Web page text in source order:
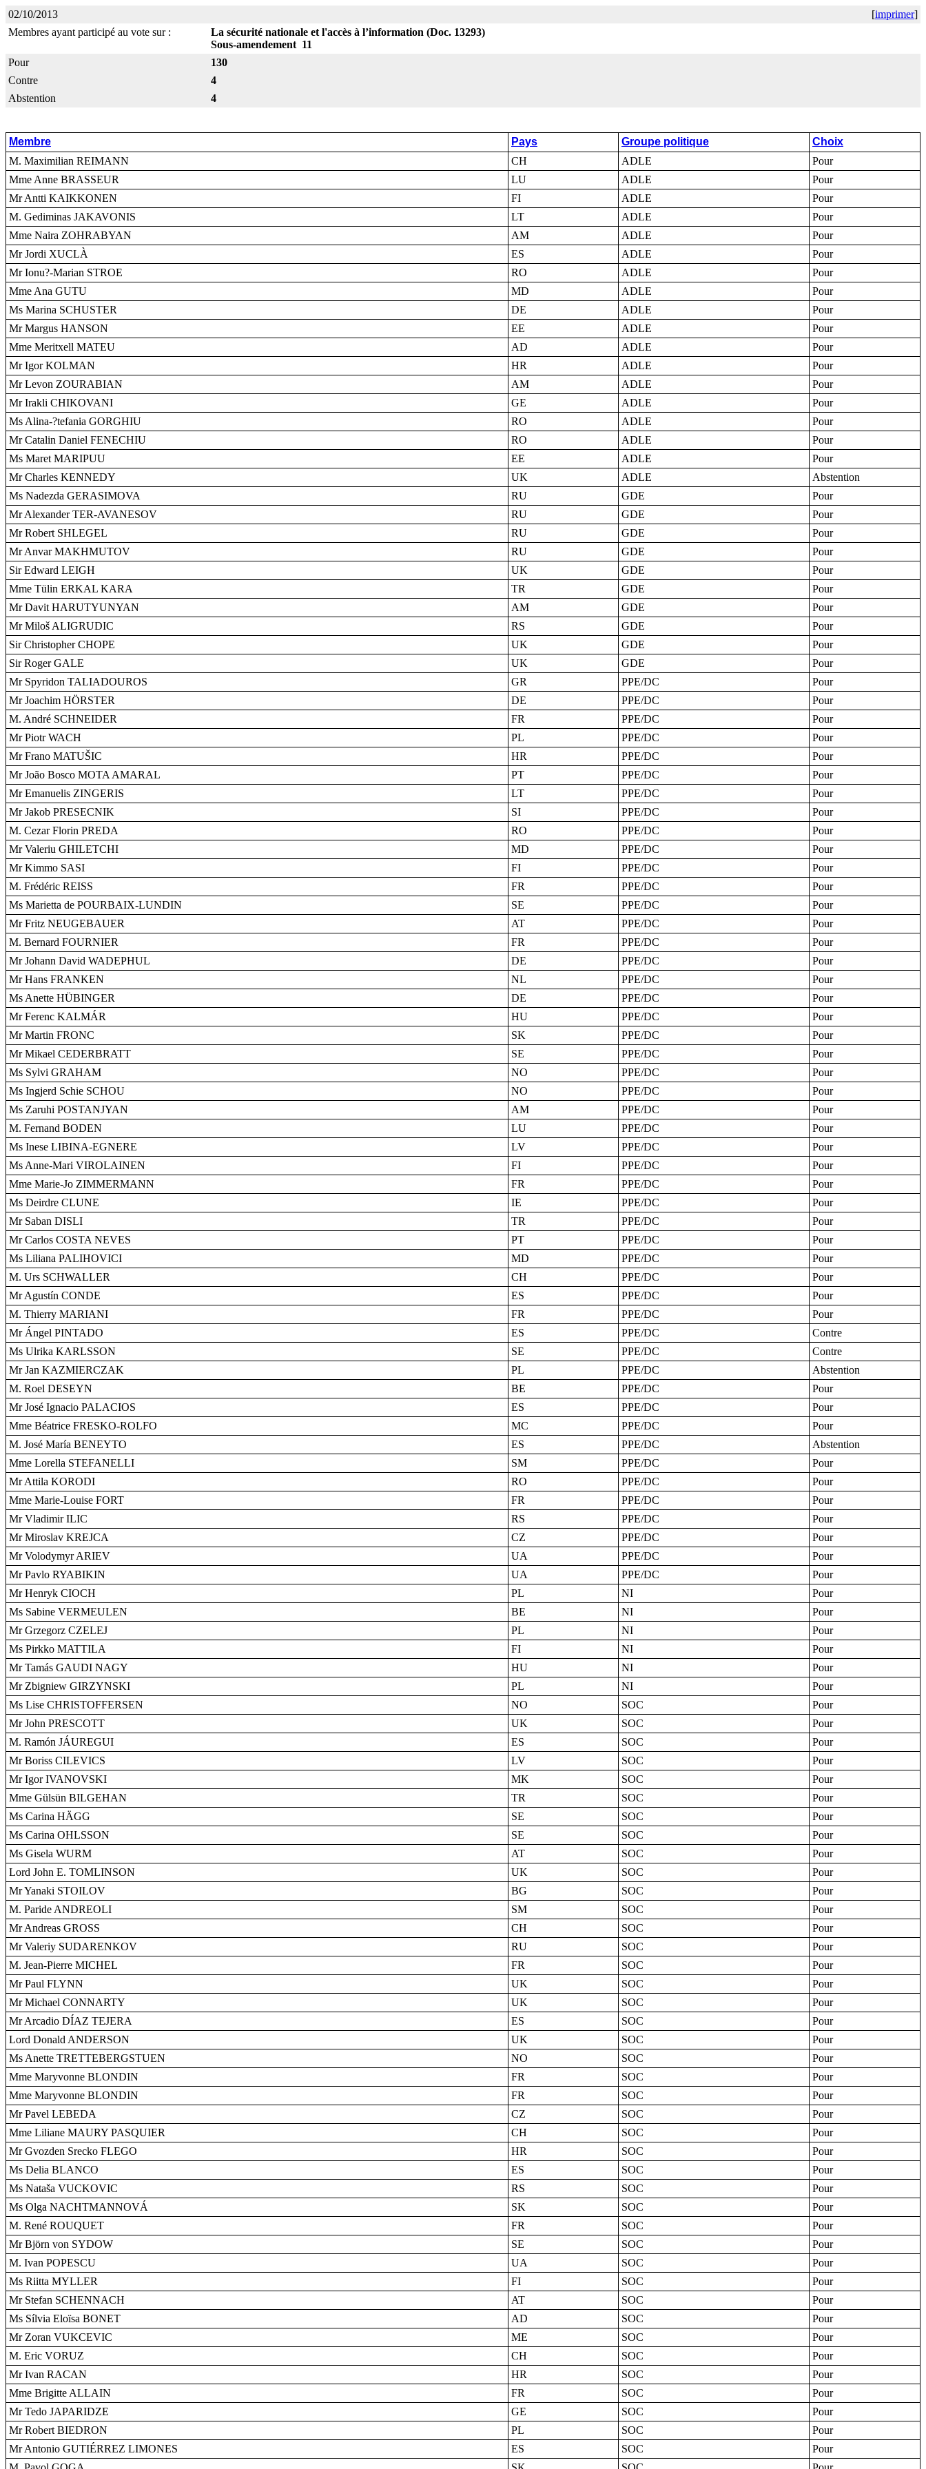
02/10/2013 [imprimer]
Membres ayant participé au vote sur :
La sécurité nationale et l'accès à l’information (Doc. 13293)
Sous-amendement 11
Pour
130
Contre
4
Abstention
4
Membre Pays Groupe politique
Choix
M. Maximilian REIMANN
CH ADLE
Pour
Mme Anne BRASSEUR
LU ADLE
Pour
Mr Antti KAIKKONEN
FI ADLE
Pour
M. Gediminas JAKAVONIS
LT ADLE
Pour
Mme Naira ZOHRABYAN
AM ADLE
Pour
Mr Jordi XUCLÀ
ES ADLE
Pour
Mr Ionu?-Marian STROE
RO ADLE
Pour
Mme Ana GUTU
MD ADLE
Pour
Ms Marina SCHUSTER
DE ADLE
Pour
Mr Margus HANSON
EE ADLE
Pour
Mme Meritxell MATEU
AD ADLE
Pour
Mr Igor KOLMAN
HR ADLE
Pour
Mr Levon ZOURABIAN
AM ADLE
Pour
Mr Irakli CHIKOVANI
GE ADLE
Pour
Ms Alina-?tefania GORGHIU
RO ADLE
Pour
Mr Catalin Daniel FENECHIU
RO ADLE
Pour
Ms Maret MARIPUU
EE ADLE
Pour
Mr Charles KENNEDY
UK ADLE
Abstention
Ms Nadezda GERASIMOVA
RU GDE
Pour
Mr Alexander TER-AVANESOV
RU GDE
Pour
Mr Robert SHLEGEL
RU GDE
Pour
Mr Anvar MAKHMUTOV
RU GDE
Pour
Sir Edward LEIGH
UK GDE
Pour
Mme Tülin ERKAL KARA
TR GDE
Pour
Mr Davit HARUTYUNYAN
AM GDE
Pour
Mr Miloš ALIGRUDIC
RS GDE
Pour
Sir Christopher CHOPE
UK GDE
Pour
Sir Roger GALE
UK GDE
Pour
Mr Spyridon TALIADOUROS
GR PPE/DC
Pour
Mr Joachim HÖRSTER
DE PPE/DC
Pour
M. André SCHNEIDER
FR PPE/DC
Pour
Mr Piotr WACH
PL PPE/DC
Pour
Mr Frano MATUŠIC
HR PPE/DC
Pour
Mr João Bosco MOTA AMARAL
PT PPE/DC
Pour
Mr Emanuelis ZINGERIS
LT PPE/DC
Pour
Mr Jakob PRESECNIK
SI PPE/DC
Pour
M. Cezar Florin PREDA
RO PPE/DC
Pour
Mr Valeriu GHILETCHI
MD PPE/DC
Pour
Mr Kimmo SASI
FI PPE/DC
Pour
M. Frédéric REISS
FR PPE/DC
Pour
Ms Marietta de POURBAIX-LUNDIN
SE PPE/DC
Pour
Mr Fritz NEUGEBAUER
AT PPE/DC
Pour
M. Bernard FOURNIER
FR PPE/DC
Pour
Mr Johann David WADEPHUL
DE PPE/DC
Pour
Mr Hans FRANKEN
NL PPE/DC
Pour
Ms Anette HÜBINGER
DE PPE/DC
Pour
Mr Ferenc KALMÁR
HU PPE/DC
Pour
Mr Martin FRONC
SK PPE/DC
Pour
Mr Mikael CEDERBRATT
SE PPE/DC
Pour
Ms Sylvi GRAHAM
NO PPE/DC
Pour
Ms Ingjerd Schie SCHOU
NO PPE/DC
Pour
Ms Zaruhi POSTANJYAN
AM PPE/DC
Pour
M. Fernand BODEN
LU PPE/DC
Pour
Ms Inese LIBINA-EGNERE
LV PPE/DC
Pour
Ms Anne-Mari VIROLAINEN
FI PPE/DC
Pour
Mme Marie-Jo ZIMMERMANN
FR PPE/DC
Pour
Ms Deirdre CLUNE
IE PPE/DC
Pour
Mr Saban DISLI
TR PPE/DC
Pour
Mr Carlos COSTA NEVES
PT PPE/DC
Pour
Ms Liliana PALIHOVICI
MD PPE/DC
Pour
M. Urs SCHWALLER
CH PPE/DC
Pour
Mr Agustín CONDE
ES PPE/DC
Pour
M. Thierry MARIANI
FR PPE/DC
Pour
Mr Ángel PINTADO
ES PPE/DC
Contre
Ms Ulrika KARLSSON
SE PPE/DC
Contre
Mr Jan KAZMIERCZAK
PL PPE/DC
Abstention
M. Roel DESEYN
BE PPE/DC
Pour
Mr José Ignacio PALACIOS
ES PPE/DC
Pour
Mme Béatrice FRESKO-ROLFO
MC PPE/DC
Pour
M. José María BENEYTO
ES PPE/DC
Abstention
Mme Lorella STEFANELLI
SM PPE/DC
Pour
Mr Attila KORODI
RO PPE/DC
Pour
Mme Marie-Louise FORT
FR PPE/DC
Pour
Mr Vladimir ILIC
RS PPE/DC
Pour
Mr Miroslav KREJCA
CZ PPE/DC
Pour
Mr Volodymyr ARIEV
UA PPE/DC
Pour
Mr Pavlo RYABIKIN
UA PPE/DC
Pour
Mr Henryk CIOCH
PL NI
Pour
Ms Sabine VERMEULEN
BE NI
Pour
Mr Grzegorz CZELEJ
PL NI
Pour
Ms Pirkko MATTILA
FI NI
Pour
Mr Tamás GAUDI NAGY
HU NI
Pour
Mr Zbigniew GIRZYNSKI
PL NI
Pour
Ms Lise CHRISTOFFERSEN
NO SOC
Pour
Mr John PRESCOTT
UK SOC
Pour
M. Ramón JÁUREGUI
ES SOC
Pour
Mr Boriss CILEVICS
LV SOC
Pour
Mr Igor IVANOVSKI
MK SOC
Pour
Mme Gülsün BILGEHAN
TR SOC
Pour
Ms Carina HÄGG
SE SOC
Pour
Ms Carina OHLSSON
SE SOC
Pour
Ms Gisela WURM
AT SOC
Pour
Lord John E. TOMLINSON
UK SOC
Pour
Mr Yanaki STOILOV
BG SOC
Pour
M. Paride ANDREOLI
SM SOC
Pour
Mr Andreas GROSS
CH SOC
Pour
Mr Valeriy SUDARENKOV
RU SOC
Pour
M. Jean-Pierre MICHEL
FR SOC
Pour
Mr Paul FLYNN
UK SOC
Pour
Mr Michael CONNARTY
UK SOC
Pour
Mr Arcadio DÍAZ TEJERA
ES SOC
Pour
Lord Donald ANDERSON
UK SOC
Pour
Ms Anette TRETTEBERGSTUEN
NO SOC
Pour
Mme Maryvonne BLONDIN
FR SOC
Pour
Mme Maryvonne BLONDIN
FR SOC
Pour
Mr Pavel LEBEDA
CZ SOC
Pour
Mme Liliane MAURY PASQUIER
CH SOC
Pour
Mr Gvozden Srecko FLEGO
HR SOC
Pour
Ms Delia BLANCO
ES SOC
Pour
Ms Nataša VUCKOVIC
RS SOC
Pour
Ms Olga NACHTMANNOVÁ
SK SOC
Pour
M. René ROUQUET
FR SOC
Pour
Mr Björn von SYDOW
SE SOC
Pour
M. Ivan POPESCU
UA SOC
Pour
Ms Riitta MYLLER
FI SOC
Pour
Mr Stefan SCHENNACH
AT SOC
Pour
Ms Sílvia Eloïsa BONET
AD SOC
Pour
Mr Zoran VUKCEVIC
ME SOC
Pour
M. Eric VORUZ
CH SOC
Pour
Mr Ivan RACAN
HR SOC
Pour
Mme Brigitte ALLAIN
FR SOC
Pour
Mr Tedo JAPARIDZE
GE SOC
Pour
Mr Robert BIEDRON
PL SOC
Pour
Mr Antonio GUTIÉRREZ LIMONES
ES SOC
Pour